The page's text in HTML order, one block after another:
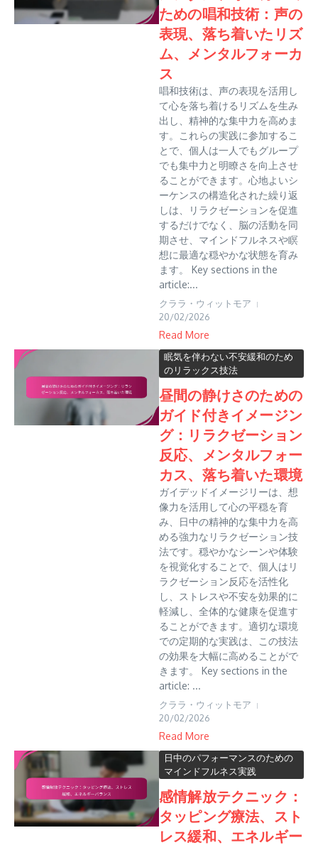
ための唱和技術：声の
表現、落ち着いたリズ
ム、メンタルフォーカ
ス
唱和技術は、声の表現を活用し
て心を落ち着けるリズムを生み
出し、精神的な集中力を高めま
す。これらの実践に参加するこ
とで、個人は一人でもグループ
でも集中力と明瞭さを向上させ
ることができます。心地よいシ
ーケンスの構造化された繰り返
しは、リラクゼーションを促進
するだけでなく、脳の活動を同
期させ、マインドフルネスや瞑
想に最適な穏やかな状態を育み
ます。 Key sections in the
article:...
クララ・ウィットモア
20/02/2026
Read More
眠気を伴わない不安緩和のため
のリラックス技法
昼間の静けさのための
ガイド付きイメージン
グ：リラクゼーション
反応、メンタルフォー
カス、落ち着いた環境
ガイデッドイメージリーは、想
像力を活用して心の平穏を育
み、日中の精神的な集中力を高
める強力なリラクゼーション技
法です。穏やかなシーンや体験
を視覚化することで、個人はリ
ラクゼーション反応を活性化
し、ストレスや不安を効果的に
軽減し、全体的な健康を促進す
ることができます。適切な環境
での定期的な実践は、この技法
の効果を大幅に高めることがで
きます。 Key sections in the
article: ...
クララ・ウィットモア
20/02/2026
Read More
日中のパフォーマンスのための
マインドフルネス実践
感情解放テクニック：
タッピング療法、スト
レス緩和、エネルギー